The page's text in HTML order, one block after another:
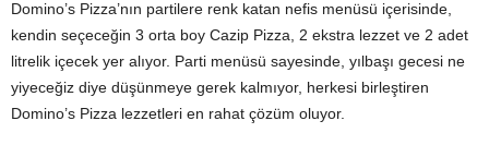
Domino’s Pizza’nın partilere renk katan nefis menüsü içerisinde,
kendin seçeceğin 3 orta boy Cazip Pizza, 2 ekstra lezzet ve 2 adet
litrelik içecek yer alıyor. Parti menüsü sayesinde, yılbaşı gecesi ne
yiyeceğiz diye düşünmeye gerek kalmıyor, herkesi birleştiren
Domino’s Pizza lezzetleri en rahat çözüm oluyor.